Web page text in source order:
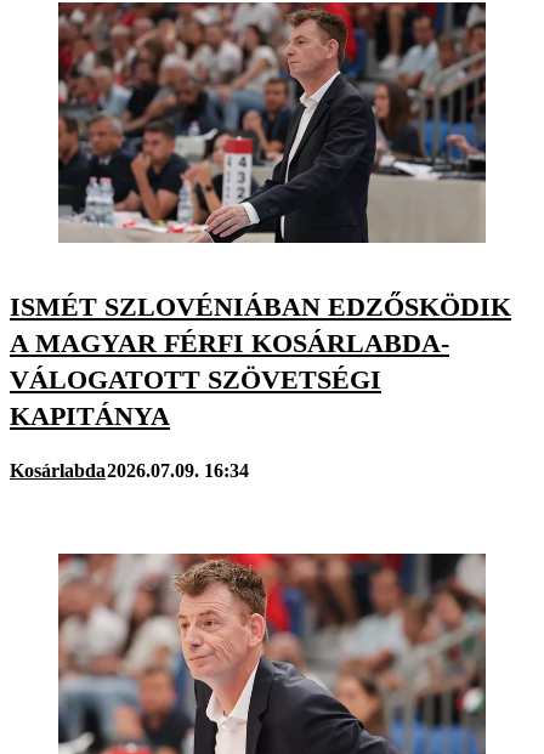
ISMÉT SZLOVÉNIÁBAN EDZŐSKÖDIK
A MAGYAR FÉRFI KOSÁRLABDA-
VÁLOGATOTT SZÖVETSÉGI
KAPITÁNYA
Kosárlabda2026.07.09. 16:34